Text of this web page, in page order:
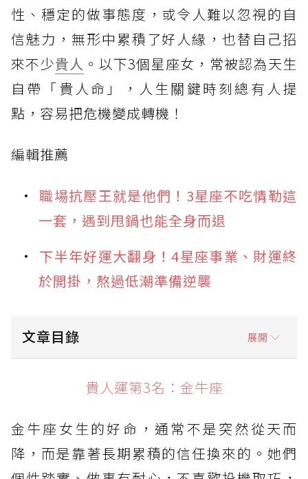
性、穩定的做事態度，或令人難以忽視的自
信魅力，無形中累積了好人緣，也替自己招
來不少貴人 。以下3個星座女，常被認為天生
自帶「貴人命」，人生關鍵時刻總有人提
點，容易把危機變成轉機！
編輯推薦
職場抗壓王就是他們！3星座不吃情勒這
一套，遇到甩鍋也能全身而退
下半年好運大翻身！4星座事業、財運終
於開掛，熬過低潮準備逆襲
文章目錄 展開
貴人運第3名：金牛座
貴人運第1名：天秤座
貴人運第3名：金牛座
金牛座女生的好命，通常不是突然從天而
降，而是靠著長期累積的信任換來的。她們